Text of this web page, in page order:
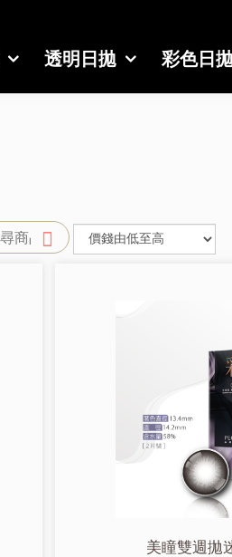
透明日拋 彩色日
美瞳雙週拋